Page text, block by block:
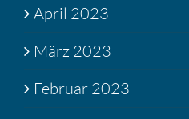
April 2023
März 2023
Februar 2023